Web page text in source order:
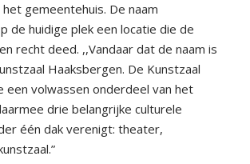
gemeentehuis. De naam
de huidige plek een locatie die de
recht deed. ,,Vandaar dat de naam is
Haaksbergen. De Kunstzaal
een volwassen onderdeel van het
drie belangrijke culturele
één dak verenigt: theater,